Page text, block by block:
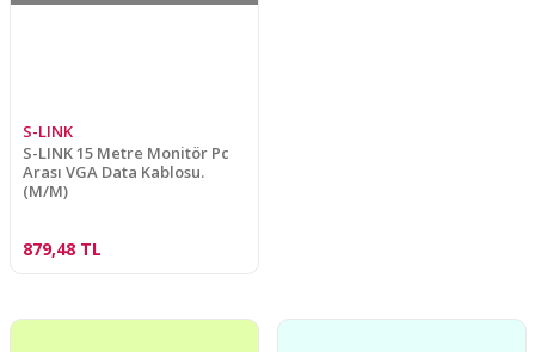
S-LINK
S-LINK 15 Metre Monitör Pc
Arası VGA Data Kablosu.
(M/M)
879,48 TL